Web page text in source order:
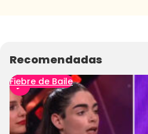
Recomendadas
Fiebre de Baile